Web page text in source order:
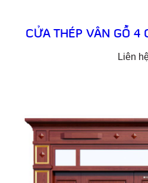
CỬA THÉP VÂN GỖ 4
Liên